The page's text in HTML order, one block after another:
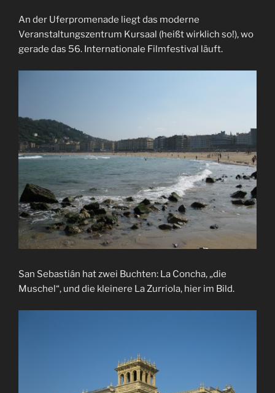
An der Uferpromenade liegt das moderne
Veranstaltungszentrum Kursaal (heißt wirklich so!), wo
gerade das 56. Internationale Filmfestival läuft.
San Sebastián hat zwei Buchten: La Concha, „die
Muschel“, und die kleinere La Zurriola, hier im Bild.